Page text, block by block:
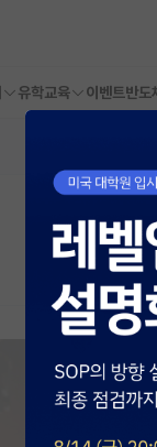
유학교육 이벤트반도